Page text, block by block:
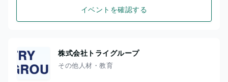
イベントを確認する
株式会社トライグループ
その他人材・教育